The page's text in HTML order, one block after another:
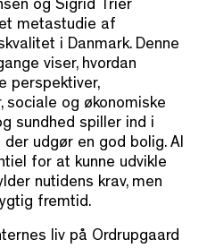
og Sigrid Trier
metastudie af
i Danmark. Denne
viser, hvordan
perspektiver,
sociale og økonomiske
sundhed spiller ind i
udgør en god bolig. Al
for at kunne udvikle
nutidens krav, men
fremtid.
liv på Ordrupgaard